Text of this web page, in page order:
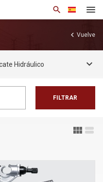
search
chevron_left Vuelve
Hidráulico keyboard_arrow_down
FILTRAR
view_module view_stream